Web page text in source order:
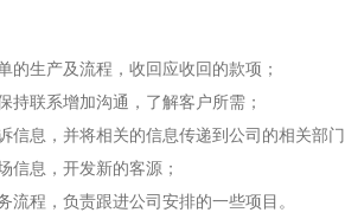
生产及流程，收回应收回的款项；
联系增加沟通，了解客户所需；
息，并将相关的信息传递到公司的相关部
息，开发新的客源；
程，负责跟进公司安排的一些项目。